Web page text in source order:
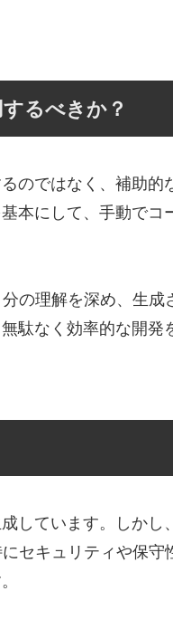
るべきか？
のではなく、補助的
本にして、手動でコ
の理解を深め、生成
駄なく効率的な開発
しています。しかし
セキュリティや保守